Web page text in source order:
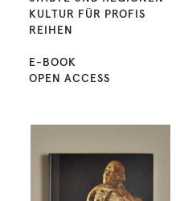
KULTUR FÜR PROFIS
REIHEN
E-BOOK
OPEN ACCESS